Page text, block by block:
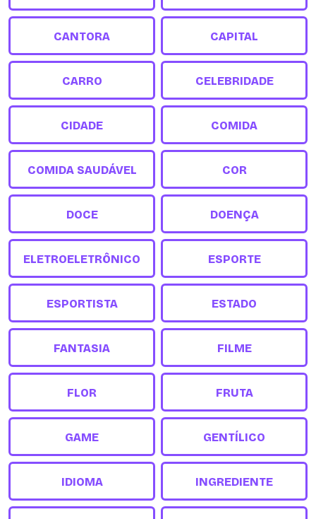
CANTORA CAPITAL
CARRO CELEBRIDADE
CIDADE COMIDA
COMIDA SAUDÁVEL COR
DOCE DOENÇA
ELETROELETRÔNICO ESPORTE
ESPORTISTA ESTADO
FANTASIA FILME
FLOR FRUTA
GAME GENTÍLICO
IDIOMA INGREDIENTE